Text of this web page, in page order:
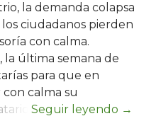
la demanda colapsa
ciudadanos pierden
con calma.
la última semana de
para que en
calma su